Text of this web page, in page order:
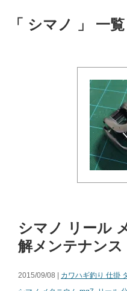
「 シマノ 」 一覧
シマノ リール
解メンテナンス
2015/09/08 | カワハギ釣り 仕掛